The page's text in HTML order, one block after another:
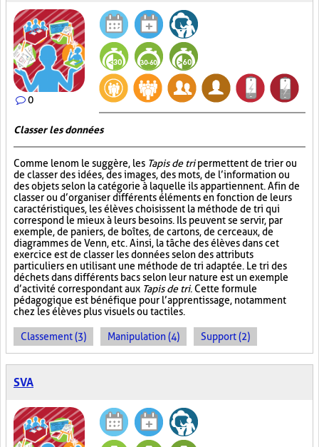
0
Classer les données
Comme le nom le suggère, les Tapis de tripermettent de trier ou
de classer des idées, des images, des mots, de l’information ou
des objets selon la catégorie à laquelle ils appartiennent. Afin de
classer ou d’organiser différents éléments en fonction de leurs
caractéristiques, les élèves choisissent la méthode de tri qui
correspond le mieux à leurs besoins. Ils peuvent se servir, par
exemple, de paniers, de boîtes, de cartons, de cerceaux, de
diagrammes de Venn, etc. Ainsi, la tâche des élèves dans cet
exercice est de classer les données selon des attributs
particuliers en utilisant une méthode de tri adaptée. Le tri des
déchets dans différents bacs selon leur nature est un exemple
d’activité correspondant aux Tapis de tri. Cette formule
pédagogique est bénéfique pour l’apprentissage, notamment
chez les élèves plus visuels ou tactiles.
Classement (3) Manipulation (4) Support (2)
SVA